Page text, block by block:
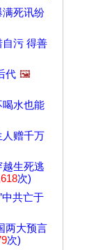
满死讯纷
自污 得善
代 🖼️
喝水也能
人赠千万
生死逃
次)
中共亡于
两大预言
次)